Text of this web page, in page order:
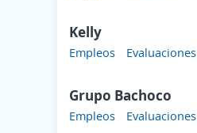
Kelly
Empleos Evaluaciones
Grupo Bachoco
Empleos Evaluaciones